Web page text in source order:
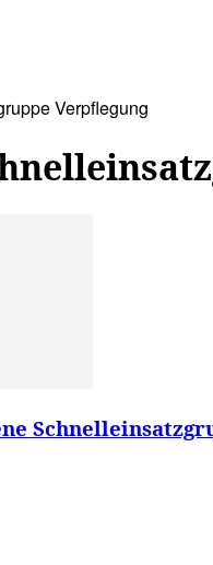
Verpflegung